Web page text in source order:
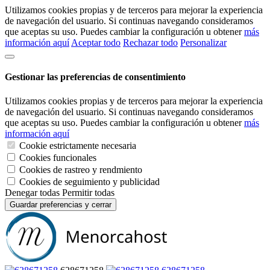
Utilizamos cookies propias y de terceros para mejorar la experiencia
de navegación del usuario. Si continuas navegando consideramos
que aceptas su uso. Puedes cambiar la configuración u obtenermás
información aquí Aceptar todo Rechazar todo Personalizar
Gestionar las preferencias de consentimiento
Utilizamos cookies propias y de terceros para mejorar la experiencia
de navegación del usuario. Si continuas navegando consideramos
que aceptas su uso. Puedes cambiar la configuración u obtenermás
información aquí
Cookie estrictamente necesaria
Cookies funcionales
Cookies de rastreo y rendmiento
Cookies de seguimiento y publicidad
Denegar todas Permitir todas
Guardar preferencias y cerrar